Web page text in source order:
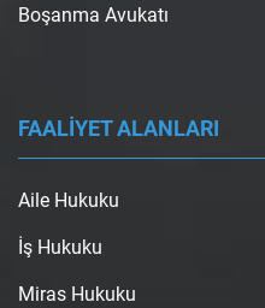
Boşanma Avukatı
FAALİYET ALANLARI
Aile Hukuku
İş Hukuku
Miras Hukuku